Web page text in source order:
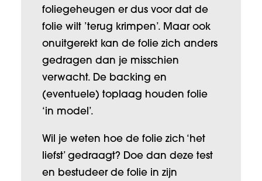
foliegeheugen er dus voor dat de
folie wilt ’terug krimpen’. Maar ook
onuitgerekt kan de folie zich anders
gedragen dan je misschien
verwacht. De backing en
(eventuele) toplaag houden folie
‘in model’.
Wil je weten hoe de folie zich ‘het
liefst’ gedraagt? Doe dan deze test
en bestudeer de folie in zijn